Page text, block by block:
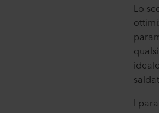
Lo
I